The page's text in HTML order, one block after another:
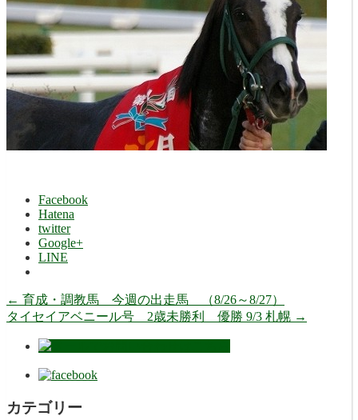
Facebook
Hatena
twitter
Google+
LINE
← 育成・調教馬 今週の出走馬 （8/26～8/27）
タイセイアベニール号 2歳未勝利 優勝 9/3 札幌 →
カテゴリー